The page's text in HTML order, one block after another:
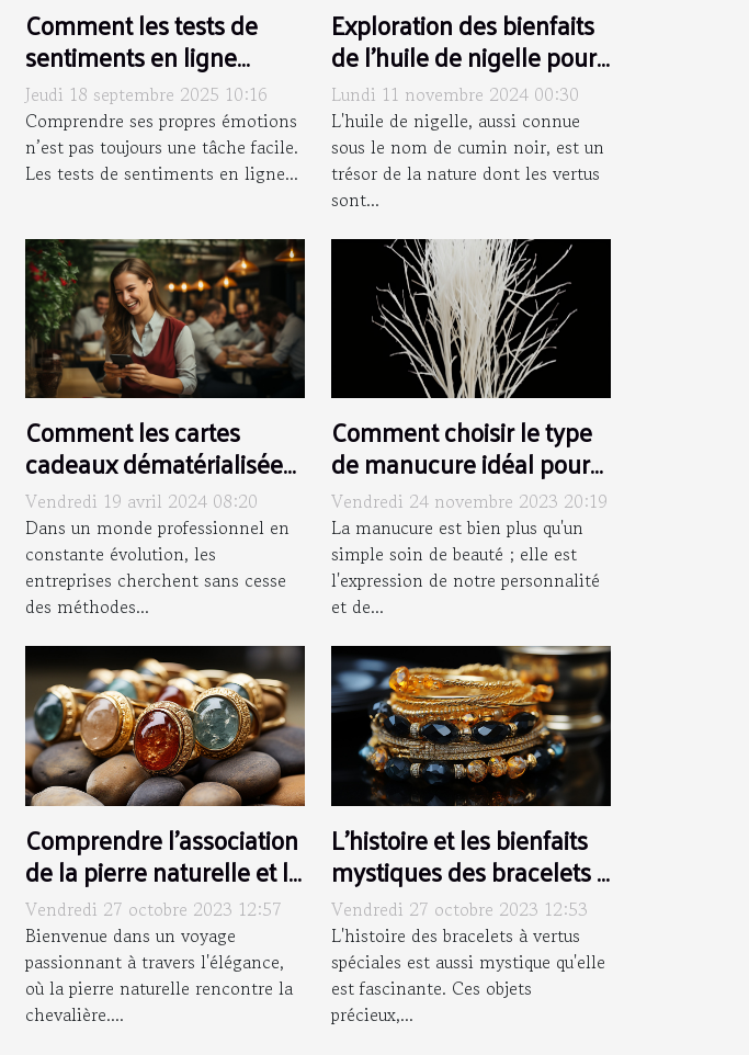
Comment les tests de
sentiments en ligne
peuvent clarifier vos
émotions ?
Jeudi 18 septembre 2025 10:16
Comprendre ses propres émotions
n’est pas toujours une tâche facile.
Les tests de sentiments en ligne...
Exploration des bienfaits
de l'huile de nigelle pour
peau et cheveux
Lundi 11 novembre 2024 00:30
L'huile de nigelle, aussi connue
sous le nom de cumin noir, est un
trésor de la nature dont les vertus
sont...
Comment les cartes
cadeaux dématérialisées
peuvent améliorer la
motivation des employés
Vendredi 19 avril 2024 08:20
Dans un monde professionnel en
constante évolution, les
entreprises cherchent sans cesse
des méthodes...
Comment choisir le type
de manucure idéal pour
votre style quotidien
Vendredi 24 novembre 2023 20:19
La manucure est bien plus qu'un
simple soin de beauté ; elle est
l'expression de notre personnalité
et de...
Comprendre l'association
de la pierre naturelle et la
chevalière : Un guide de
style
Vendredi 27 octobre 2023 12:57
Bienvenue dans un voyage
passionnant à travers l'élégance,
où la pierre naturelle rencontre la
chevalière....
L'histoire et les bienfaits
mystiques des bracelets à
vertus spéciales
Vendredi 27 octobre 2023 12:53
L'histoire des bracelets à vertus
spéciales est aussi mystique qu'elle
est fascinante. Ces objets
précieux,...